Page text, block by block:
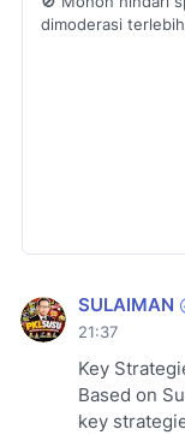
dimoderasi
SULAIMAN
21:37
Key
Based on
key